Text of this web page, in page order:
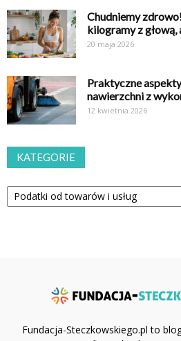
Chudniemy
kilogramy z głową,
20 maja 2026
Praktyczne
nawierzchni z
12 kwietnia 2026
KATEGORIE
Kategorie
Fundacja-Steczkowskiego.pl to